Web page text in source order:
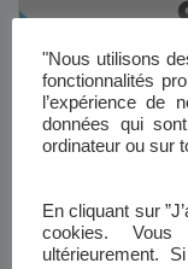
"Nous utilisons
fonctionnalités
l’expérience de
données qui
ordinateur ou sur
En cliquant sur
cookies.
ultérieurement.